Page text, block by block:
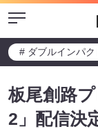
Menu
# ダブルインパク
板尾創路
2」配信決